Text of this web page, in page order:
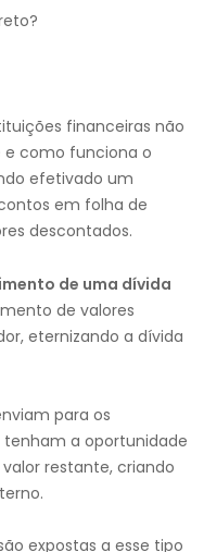
financeiras não
e como funciona o
efetivado um
em folha de
descontados.
de uma dívida
de valores
eternizando a dívida
para os
a oportunidade
restante, criando
expostas a esse tipo